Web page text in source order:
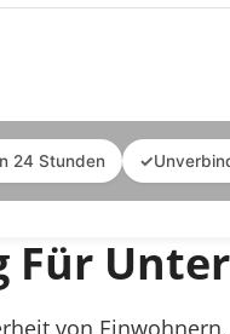
24 Stunden ✓
Für
von